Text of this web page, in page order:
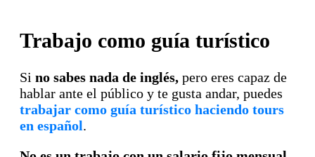
Trabajo como guía turístico
Si no sabes nada de inglés, pero eres capaz de
hablar ante el público y te gusta andar, puedes
trabajar como guía turístico haciendo tours
en español.